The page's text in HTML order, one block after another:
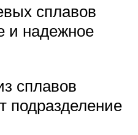
сплавов
и надежное
сплавов
подразделение